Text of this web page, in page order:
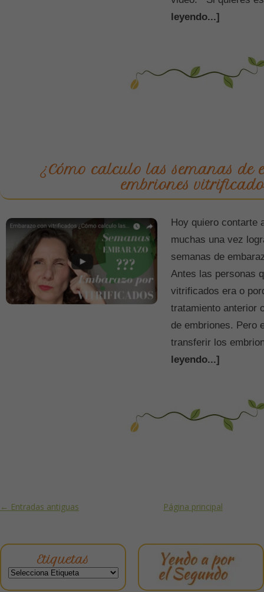
leyendo...]
¿Cómo calculo las semanas de
embriones
Hoy quiero contarte
muchas una vez
semanas de
Antes las personas
vitrificados era o
tratamiento anterior
de embriones. Pero
transferir los
leyendo...]
Post navigation
← Entradas antiguas Página principal
Etiquetas